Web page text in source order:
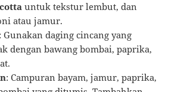
untuk tekstur lembut, dan
atau jamur.
Gunakan daging cincang yang
dengan bawang bombai, paprika,
: Campuran bayam, jamur, paprika,